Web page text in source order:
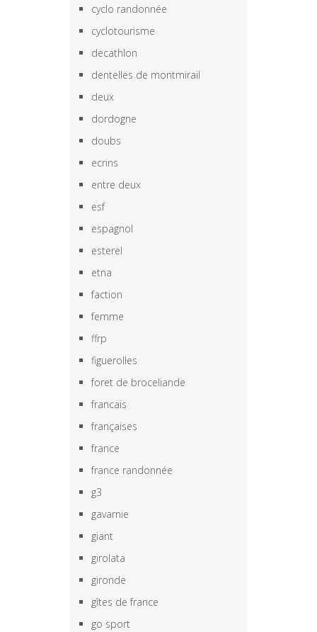
cyclo randonnée
cyclotourisme
decathlon
dentelles de montmirail
deux
dordogne
doubs
ecrins
entre deux
esf
espagnol
esterel
etna
faction
femme
ffrp
figuerolles
foret de broceliande
francais
françaises
france
france randonnée
g3
gavarnie
giant
girolata
gironde
gîtes de france
go sport